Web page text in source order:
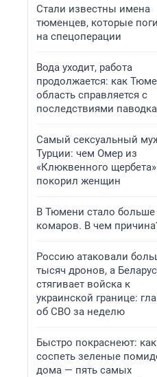
Стали известны имена
тюменцев, которые
на спецоперации
Вода уходит, работа
продолжается: как
область справляется с
последствиями паводка
Самый сексуальный
Турции: чем Омер из
«Клюквенного щербета»
покорил женщин
В Тюмени стало больше
комаров. В чем
Россию атаковали
тысяч дронов, а
стягивает войска к
украинской границе:
об СВО за неделю
Быстро покраснеют: как
соспеть зеленые
дома — пять самых